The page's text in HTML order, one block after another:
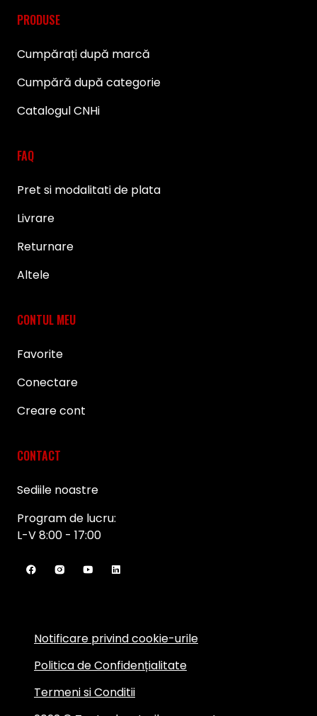
PRODUSE
Cumpărați după marcă
Cumpără după categorie
Catalogul CNHi
FAQ
Pret si modalitati de plata
Livrare
Returnare
Altele
CONTUL MEU
Favorite
Conectare
Creare cont
CONTACT
Sediile noastre
Program de lucru:
L-V 8:00 - 17:00
Notificare privind cookie-urile
Politica de Confidențialitate
Termeni si Conditii